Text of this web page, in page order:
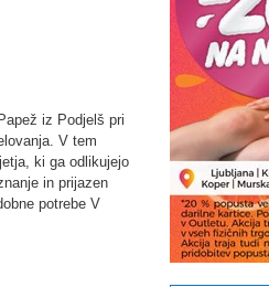
iz Podjelš pri
V tem
ki ga odlikujejo
in prijazen
potrebe V